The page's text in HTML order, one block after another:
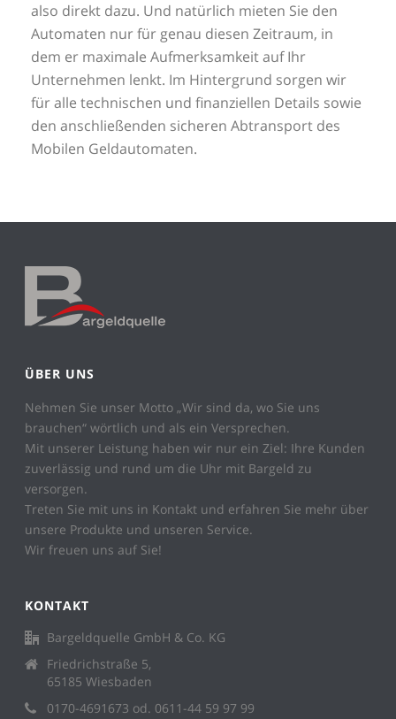
also direkt dazu. Und natürlich mieten Sie den
Automaten nur für genau diesen Zeitraum, in
dem er maximale Aufmerksamkeit auf Ihr
Unternehmen lenkt. Im Hintergrund sorgen wir
für alle technischen und finanziellen Details sowie
den anschließenden sicheren Abtransport des
Mobilen Geldautomaten.
ÜBER UNS
Nehmen Sie unser Motto „Wir sind da, wo Sie uns
brauchen“ wörtlich und als ein Versprechen.
Mit unserer Leistung haben wir nur ein Ziel: Ihre Kunden
zuverlässig und rund um die Uhr mit Bargeld zu
versorgen.
Treten Sie mit uns in Kontakt und erfahren Sie mehr über
unsere Produkte und unseren Service.
Wir freuen uns auf Sie!
KONTAKT
Bargeldquelle GmbH & Co. KG
Friedrichstraße 5,
65185 Wiesbaden
0170-4691673 od. 0611-44 59 97 99